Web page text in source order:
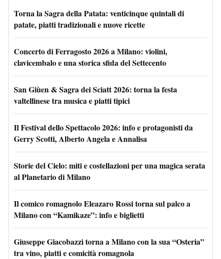
Torna la Sagra della Patata: venticinque quintali di
patate, piatti tradizionali e nuove ricette
Concerto di Ferragosto 2026 a Milano: violini,
clavicembalo e una storica sfida del Settecento
San Giùen & Sagra dei Sciatt 2026: torna la festa
valtellinese tra musica e piatti tipici
Il Festival dello Spettacolo 2026: info e protagonisti da
Gerry Scotti, Alberto Angela e Annalisa
Storie del Cielo: miti e costellazioni per una magica serata
al Planetario di Milano
Il comico romagnolo Eleazaro Rossi torna sul palco a
Milano con “Kamikaze”: info e biglietti
Giuseppe Giacobazzi torna a Milano con la sua “Osteria”
tra vino, piatti e comicità romagnola